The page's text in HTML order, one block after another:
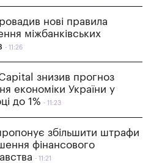
нові правила
міжбанківських
11:26
знизив прогноз
економіки України у
до 1%
11:23
збільшити штрафи
фінансового
11:21